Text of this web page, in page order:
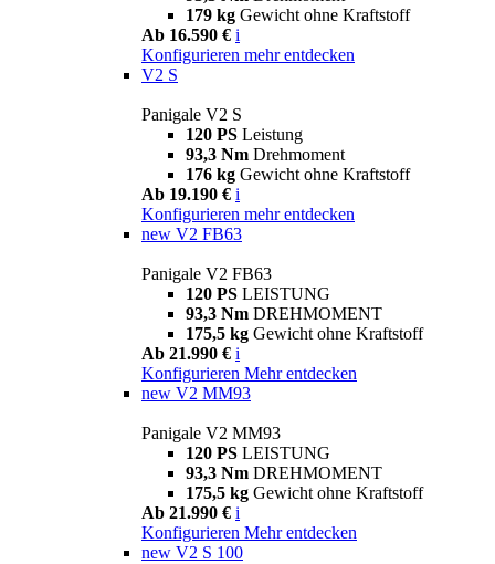
179 kg Gewicht ohne Kraftstoff
Ab 16.590 € i
Konfigurieren mehr entdecken
V2 S
Panigale V2 S
120 PS Leistung
93,3 Nm Drehmoment
176 kg Gewicht ohne Kraftstoff
Ab 19.190 € i
Konfigurieren mehr entdecken
new V2 FB63
Panigale V2 FB63
120 PS LEISTUNG
93,3 Nm DREHMOMENT
175,5 kg Gewicht ohne Kraftstoff
Ab 21.990 € i
Konfigurieren Mehr entdecken
new V2 MM93
Panigale V2 MM93
120 PS LEISTUNG
93,3 Nm DREHMOMENT
175,5 kg Gewicht ohne Kraftstoff
Ab 21.990 € i
Konfigurieren Mehr entdecken
new V2 S 100